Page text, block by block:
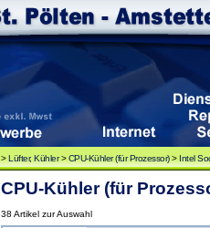
>Lüfter, Kühler>CPU-Kühler (für Prozessor)> Intel
CPU-Kühler (für
38 Artikel zur Auswahl